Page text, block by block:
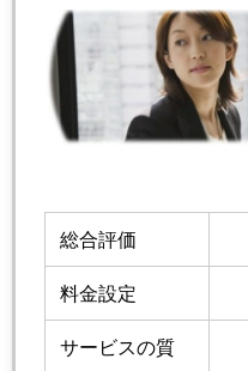
総合評価
料金設定
サービスの質